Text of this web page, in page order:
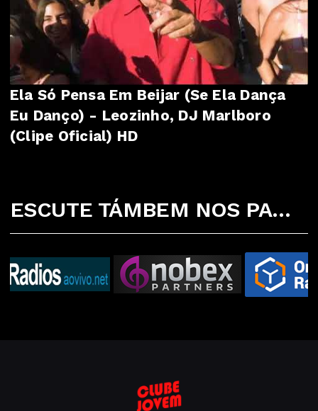
Ela Só Pensa Em Beijar (Se Ela Dança
Eu Danço) - Leozinho, DJ Marlboro
(Clipe Oficial) HD
ESCUTE TÁMBEM NOS PARCEIROS ABAIXO